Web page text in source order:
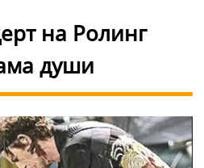
на Ролинг
души